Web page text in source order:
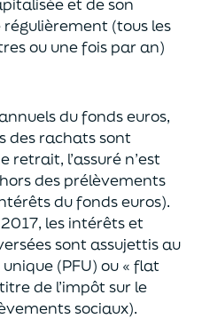
régulièrement (tous les
ou une fois par an)
du fonds euros,
des rachats sont
retrait, l’assuré n’est
des prélèvements
du fonds euros).
les intérêts et
sont assujettis au
(PFU) ou « flat
de l’impôt sur le
sociaux).